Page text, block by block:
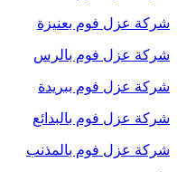
شركة عزل فوم بعنيزة
شركة عزل فوم بالرس
شركة عزل فوم ببريدة
شركة عزل فوم بالبدائع
شركة عزل فوم بالمذنب